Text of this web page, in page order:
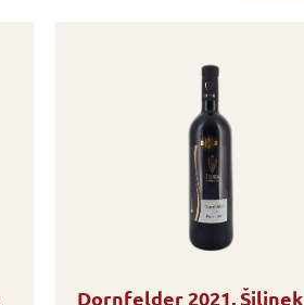
Dornfelder 2021, Šilinek